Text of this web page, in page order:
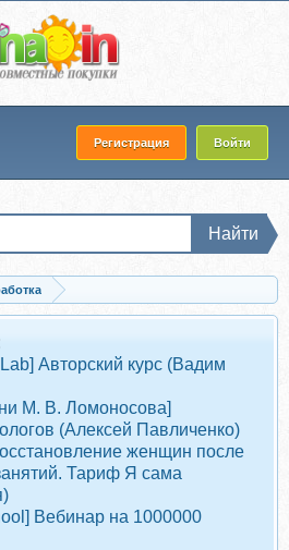
Регистрация Войти
Найти
Карпова)
Авторский курс (Вадим
М. В. Ломоносова]
(Алексей Павличенко)
женщин после
Тариф Я сама
Вебинар на 1000000